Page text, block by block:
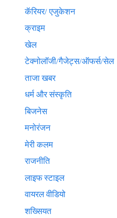
कॅरियर/ एजुकेशन
क्राइम
खेल
टेक्नाेलाॅजी/गैजेट्स/ऑफर्स/सेल
ताजा खबर
धर्म और संस्कृति
बिजनेस
मनोरंजन
मेरी कलम
राजनीति
लाइफ स्टाइल
वायरल वीडियो
शख्सियत